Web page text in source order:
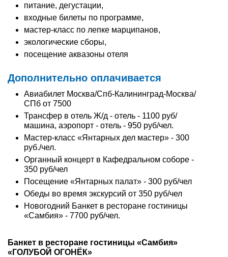
питание, дегустации,
входные билеты по программе,
мастер-класс по лепке марципанов,
экологические сборы,
посещение аквазоны отеля
Дополнительно оплачивается
Авиабилет Москва/Спб-Калининград-Москва/
СПб от 7500
Трансфер в отель Ж/д - отель - 1100 руб/
машина, аэропорт - отель - 950 руб/чел.
Мастер-класс «Янтарных дел мастер» - 300
руб./чел.
Органный концерт в Кафедральном соборе -
350 руб/чел
Посещение «Янтарных палат» - 300 руб/чел
Обеды во время экскурсий от 350 руб/чел
Новогодний Банкет в ресторане гостиницы
«Самбия» - 7700 руб/чел.
Банкет в ресторане гостиницы «Самбия»
«ГОЛУБОЙ ОГОНЁК»